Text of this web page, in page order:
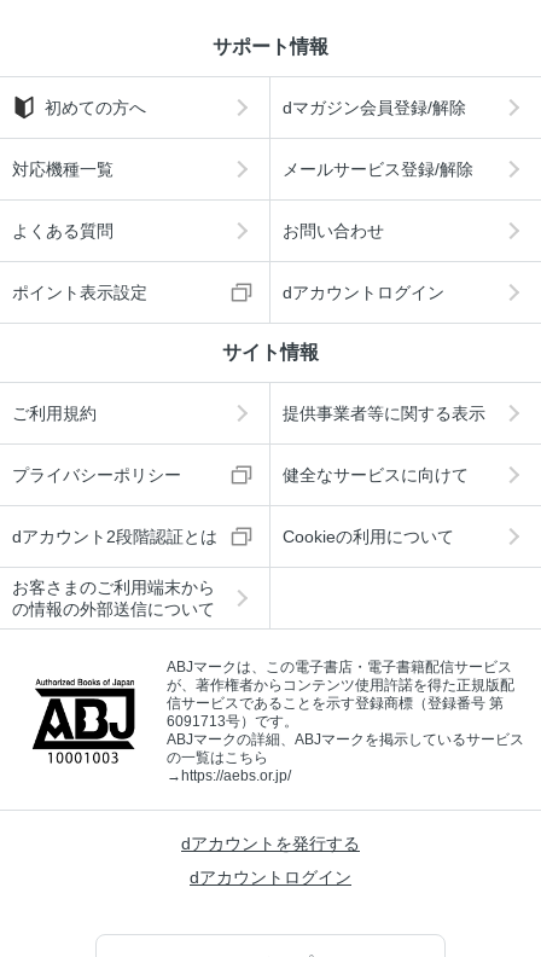
サポート情報
初めての方へ dマガジン会員登録/解除
対応機種一覧 メールサービス登録/解除
よくある質問 お問い合わせ
ポイント表示設定 dアカウントログイン
サイト情報
ご利用規約 提供事業者等に関する表示
プライバシーポリシー 健全なサービスに向けて
dアカウント2段階認証とは Cookieの利用について
お客さまのご利用端末から
の情報の外部送信について
ABJマークは、この電子書店・電子書籍配信サービス
が、著作権者からコンテンツ使用許諾を得た正規版配
信サービスであることを示す登録商標（登録番号 第
6091713号）です。
ABJマークの詳細、ABJマークを掲示しているサービス
の一覧はこちら
→https://aebs.or.jp/
dアカウントを発行する
dアカウントログイン